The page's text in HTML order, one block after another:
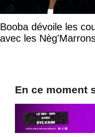
Booba dévoile les
avec les
En ce moment